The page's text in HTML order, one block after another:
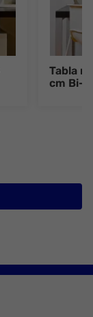
Tabla
cm Bi-